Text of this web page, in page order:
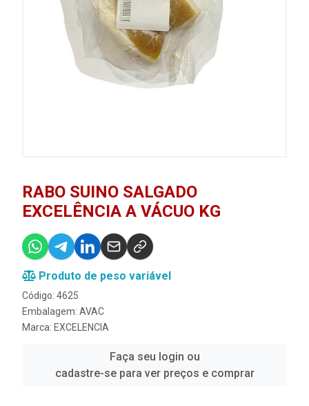
RABO SUINO SALGADO
EXCELÊNCIA A VÁCUO KG
Produto de peso variável
Código: 4625
Embalagem: AVAC
Marca: EXCELENCIA
Faça seu login ou
cadastre-se para ver preços e comprar